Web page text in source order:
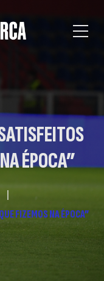
ÉPOCA”
FIZEMOS NA ÉPOCA”